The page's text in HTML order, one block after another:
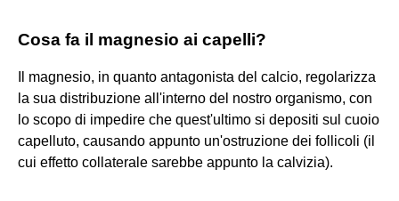
Cosa fa il magnesio ai capelli?
Il magnesio, in quanto antagonista del calcio, regolarizza
la sua distribuzione all'interno del nostro organismo, con
lo scopo di impedire che quest'ultimo si depositi sul cuoio
capelluto, causando appunto un'ostruzione dei follicoli (il
cui effetto collaterale sarebbe appunto la calvizia).